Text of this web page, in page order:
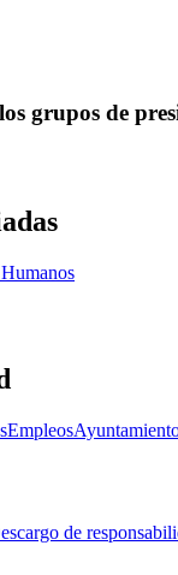
grupos de
Empleos
de